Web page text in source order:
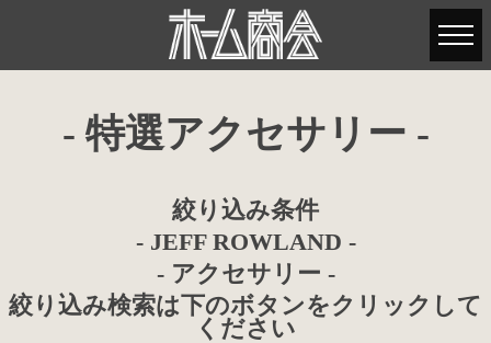
- 特選アクセサリー -
絞り込み条件
- JEFF ROWLAND -
- アクセサリー -
絞り込み検索は下のボタンをクリックして
ください